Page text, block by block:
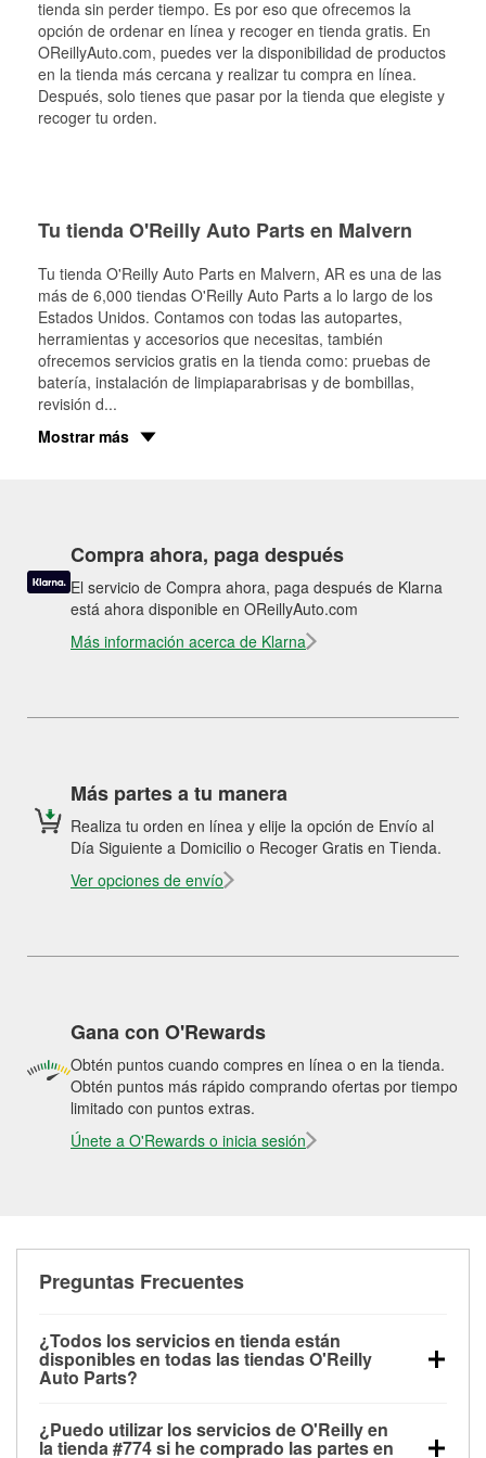
tienda sin perder tiempo. Es por eso que ofrecemos la
opción de ordenar en línea y recoger en tienda gratis. En
OReillyAuto.com, puedes ver la disponibilidad de productos
en la tienda más cercana y realizar tu compra en línea.
Después, solo tienes que pasar por la tienda que elegiste y
recoger tu orden.
Tu tienda O'Reilly Auto Parts en Malvern
Tu tienda O'Reilly Auto Parts en Malvern, AR es una de las
más de 6,000 tiendas O'Reilly Auto Parts a lo largo de los
Estados Unidos. Contamos con todas las autopartes,
herramientas y accesorios que necesitas, también
ofrecemos servicios gratis en la tienda como: pruebas de
batería, instalación de limpiaparabrisas y de bombillas,
revisión d...
Mostrar más
Compra ahora, paga después
El servicio de Compra ahora, paga después de Klarna
está ahora disponible en OReillyAuto.com
Más información acerca de Klarna
Más partes a tu manera
Realiza tu orden en línea y elije la opción de Envío al
Día Siguiente a Domicilio o Recoger Gratis en Tienda.
Ver opciones de envío
Gana con O'Rewards
Obtén puntos cuando compres en línea o en la tienda.
Obtén puntos más rápido comprando ofertas por tiempo
limitado con puntos extras.
Únete a O'Rewards o inicia sesión
Preguntas Frecuentes
¿Todos los servicios en tienda están
disponibles en todas las tiendas O'Reilly
Auto Parts?
las pruebas de batería, pruebas de alternador y
¿Puedo utilizar los servicios de O'Reilly en
la tienda #774 si he comprado las partes en